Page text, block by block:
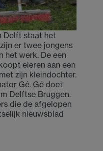
Delft staat het
er twee jongens
het werk. De een
eieren aan een
zijn kleindochter.
Gé. Gé doet
Delftse Bruggen.
die de afgelopen
nieuwsblad